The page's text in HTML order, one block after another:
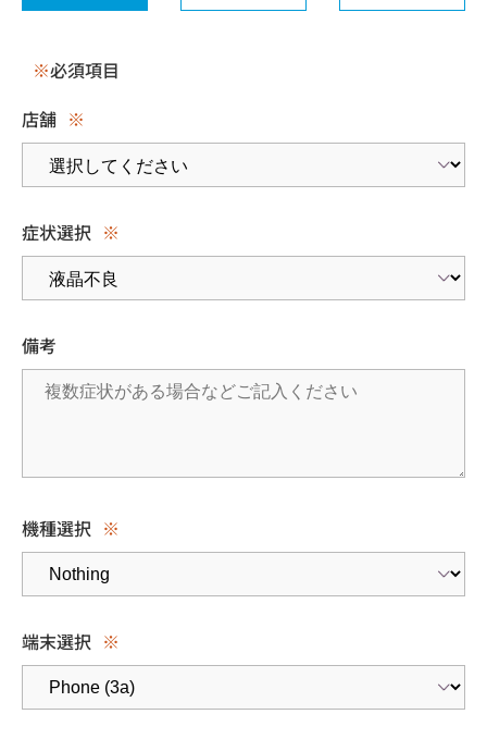
※必須項目
店舗 ※
症状選択 ※
備考
機種選択 ※
端末選択 ※